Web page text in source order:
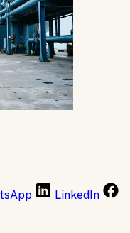
LinkedIn